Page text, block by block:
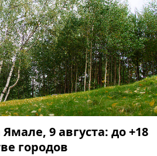
9 августа: до +18
городов